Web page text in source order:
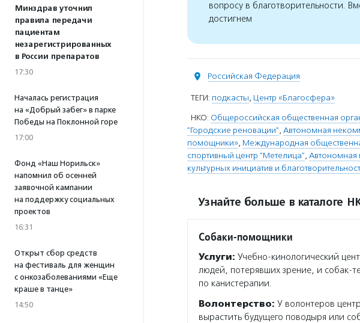
Минздрав уточнил
правила передачи
пациентам
незарегистрированных
в России препаратов
17:30
Началась регистрация
на «Добрый забег» в парке
Победы на Поклонной горе
17:00
Фонд «Наш Норильск»
напомнил об осенней
заявочной кампании
на поддержку социальных
проектов
16:31
Открыт сбор средств
на фестиваль для женщин
с онкозаболеваниями «Еще
краше в танце»
14:50
вопросу в благотворительности.
достигнем
Российская Федерация
ТЕГИ: подкасты, Центр «Благосфера»
НКО: Общероссийская общественная
"Городские реновации", Автономная
помощники», Международная
спортивный центр "Метелица", Автономная
культурных инициатив и
Узнайте больше в каталоге
Собаки-помощники
Услуги: Учебно-кинологический
людей, потерявших зрение, и собак-
по канистерапии.
Волонтерство: У волонтеров
вырастить будущего поводыря или